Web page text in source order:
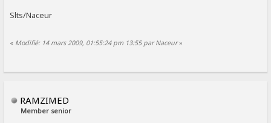
Slts/Naceur
« Modifié: 14 mars 2009, 01:55:24 pm 13:55 par Naceur»
RAMZIMED
Member senior